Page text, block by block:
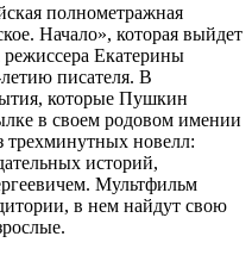
полнометражная
Начало», которая выйдет
Екатерины
писателя. В
которые Пушкин
в своем родовом имении
трехминутных новелл:
историй,
Мультфильм
в нем найдут свою